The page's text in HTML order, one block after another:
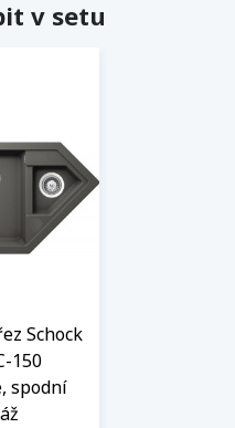
v setu
Schock
150
spodní